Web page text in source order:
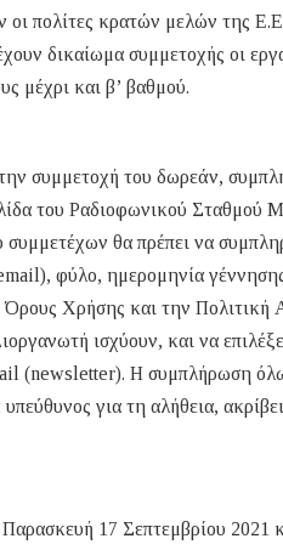
πολίτες κρατών μελών της
δικαίωμα συμμετοχής οι
μέχρι και β’ βαθμού.
συμμετοχή του δωρεάν,
του Ραδιοφωνικού
θα πρέπει να
φύλο, ημερομηνία
Χρήσης και την Πολιτική
ισχύουν, και να
(newsletter). Η συμπλήρωση
για τη αλήθεια,
17 Σεπτεμβρίου 2021